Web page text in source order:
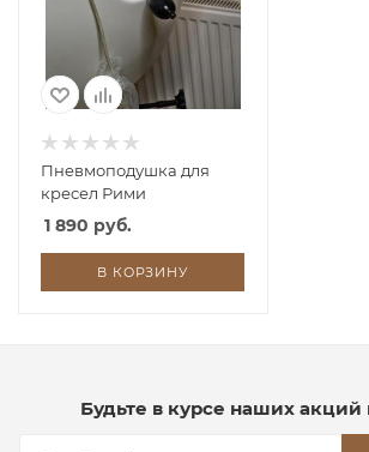
Пневмоподушка для
кресел Рими
1 890 руб.
В КОРЗИНУ
Будьте в курсе наших акций